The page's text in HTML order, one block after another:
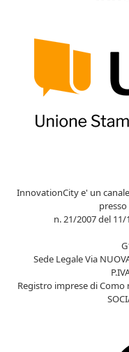
InnovationCity e' un
n. 21/2007 del 11/
Sede Legale Via
Registro imprese di Como